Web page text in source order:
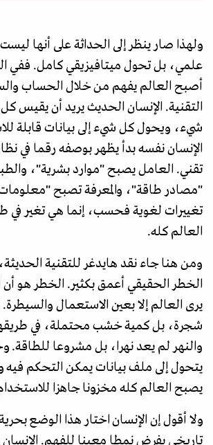
ولهذا صار ينظر إلى الحداثة على أنها
علمي، بل تحول ميتافيزيقي كامل. ففي
أصبح العالم يفهم من خلال الحساب
التقنية. الإنسان الحديث يريد أن يقيس
شيء، ويحول كل شيء إلى بيانات قابلة
الإنسان نفسه بدأ يظهر بوصفه رقما في
تقني. العامل يصبح "موارد بشرية"،
"مصادر طاقة"، والمعرفة تصبح
تغييرات لغوية فحسب، إنما هي تغير في
العالم كله.
ومن هنا جاء نقد هايدغر للتقنية
الخطر الحقيقي أعمق بكثير. الخطر هو أن
يرى العالم إلا بعين الاستعمال
شجرة، بل كمية خشب محتملة، في طريقها
والنهر لم يعد نهرا، بل مشروعا للطاقة.
يتحول إلى ملف بيانات يمكن التحكم فيه
يصبح العالم كله مخزونا جاهزا
ولا أقول إن الإنسان اختار هذا الوضع
تاريخي يفرض نمطا معينا للفهم.